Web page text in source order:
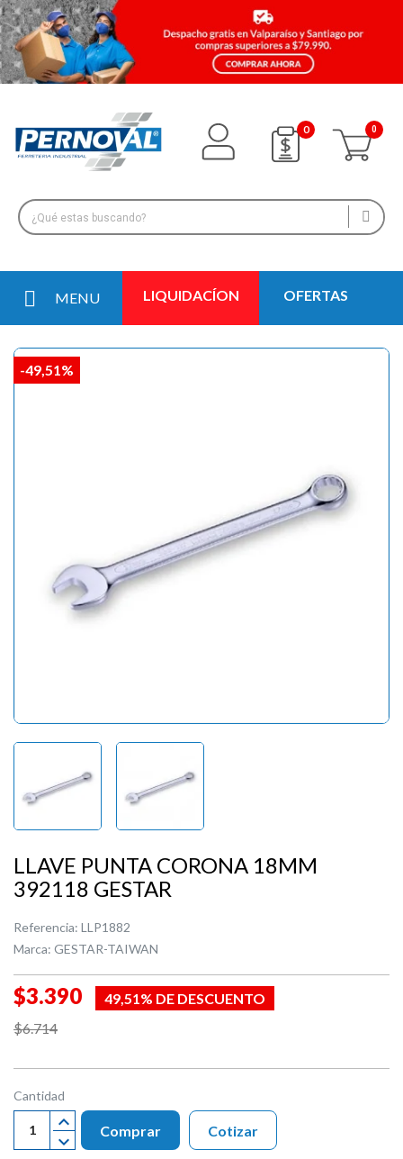
0
MENU LIQUIDACÍON OFERTAS
-49,51%
LLAVE PUNTA CORONA 18MM
392118 GESTAR
Referencia: LLP1882
Marca: GESTAR-TAIWAN
$3.390
49,51% DE DESCUENTO
$6.714
Cantidad
Comprar Cotizar